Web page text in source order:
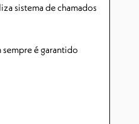
sistema de chamados
sempre é garantido